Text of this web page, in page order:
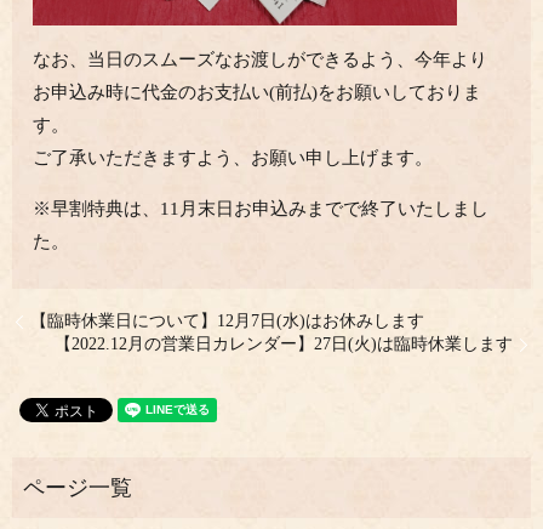
なお、当日のスムーズなお渡しができるよう、今年より
お申込み時に代金のお支払い(前払)をお願いしておりま
す。
ご了承いただきますよう、お願い申し上げます。
※早割特典は、11月末日お申込みまでで終了いたしまし
た。
【臨時休業日について】12月7日(水)はお休みします
【2022.12月の営業日カレンダー】27日(火)は臨時休業します